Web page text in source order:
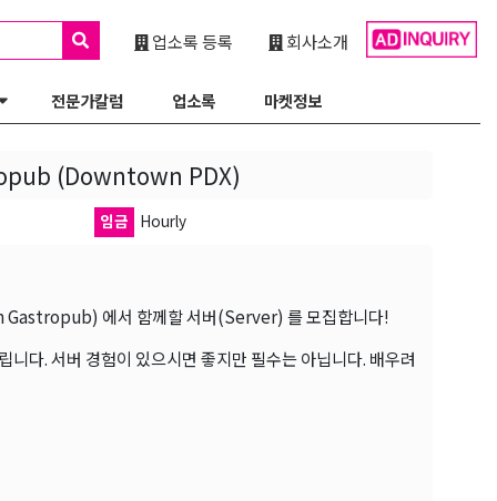
회사소개
업소록 등록
전문가칼럼 업소록 마켓정보
(Downtown PDX)
임금 Hourly
Gastropub) 에서 함께할 서버(Server) 를 모집합니다!
다. 서버 경험이 있으시면 좋지만 필수는 아닙니다. 배우려